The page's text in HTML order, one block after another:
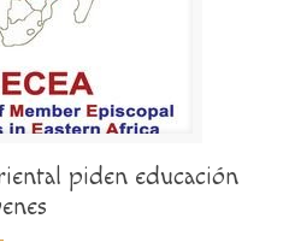
piden educación